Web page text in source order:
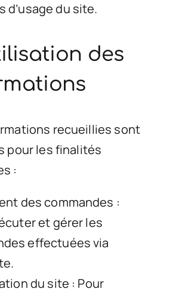
d’usage du site.
des
recueillies sont
pour les finalités
:
des commandes :
et gérer les
effectuées via
du site : Pour